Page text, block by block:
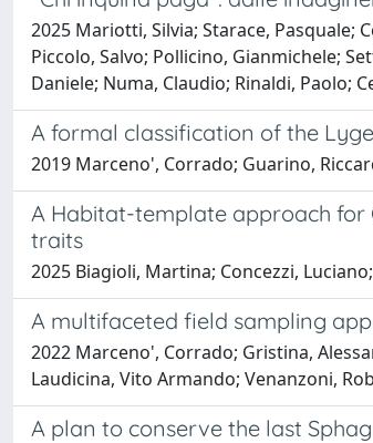
2025 Mariotti, Silvia; Starace, Pasquale;
Piccolo, Salvo; Pollicino, Gianmichele;
Daniele; Numa, Claudio; Rinaldi, Paolo;
A formal classification of the
2019 Marceno', Corrado; Guarino,
A Habitat-template approach for
traits
2025 Biagioli, Martina; Concezzi,
A multifaceted field sampling
2022 Marceno', Corrado; Gristina,
Laudicina, Vito Armando; Venanzoni,
A plan to conserve the last